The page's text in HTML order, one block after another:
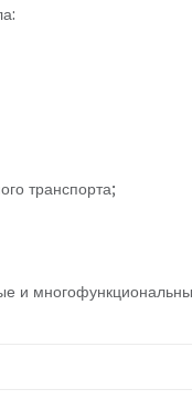
транспорта;
и